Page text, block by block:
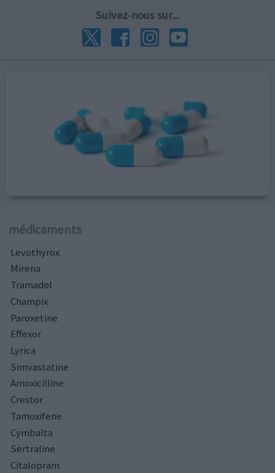
Suivez-nous sur...
médicaments
Levothyrox
Mirena
Tramadol
Champix
Paroxetine
Effexor
Lyrica
Simvastatine
Amoxicilline
Crestor
Tamoxifene
Cymbalta
Sertraline
Citalopram